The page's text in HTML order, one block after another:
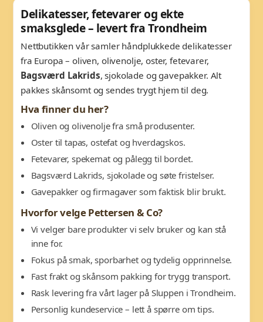
Delikatesser, fetevarer og ekte
smaksglede – levert fra Trondheim
Nettbutikken vår samler håndplukkede delikatesser
fra Europa – oliven, olivenolje, oster, fetevarer,
Bagsværd Lakrids, sjokolade og gavepakker. Alt
pakkes skånsomt og sendes trygt hjem til deg.
Hva finner du her?
Oliven og olivenolje fra små produsenter.
Oster til tapas, ostefat og hverdagskos.
Fetevarer, spekemat og pålegg til bordet.
Bagsværd Lakrids, sjokolade og søte fristelser.
Gavepakker og firmagaver som faktisk blir brukt.
Hvorfor velge Pettersen & Co?
Vi velger bare produkter vi selv bruker og kan stå
inne for.
Fokus på smak, sporbarhet og tydelig opprinnelse.
Fast frakt og skånsom pakking for trygg transport.
Rask levering fra vårt lager på Sluppen i Trondheim.
Personlig kundeservice – lett å spørre om tips.